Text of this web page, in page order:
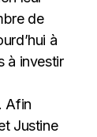
de
à
à investir
Afin
Justine